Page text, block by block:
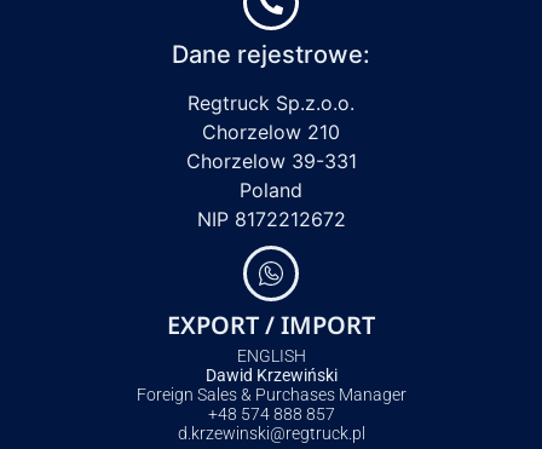
Dane rejestrowe:
Regtruck Sp.z.o.o.
Chorzelow 210
Chorzelow 39-331
Poland
NIP 8172212672
EXPORT / IMPORT
ENGLISH
Dawid Krzewiński
Foreign Sales & Purchases Manager
+48 574 888 857
d.krzewinski@regtruck.pl